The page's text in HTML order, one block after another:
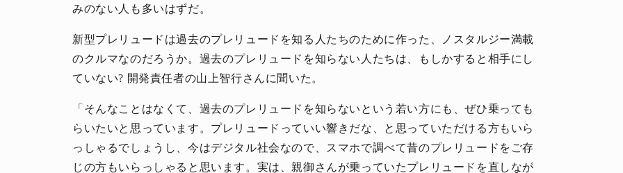
みのない人も多いはずだ。
新型プレリュードは過去のプレリュードを知る人たちのために作った、ノスタルジー満載
のクルマなのだろうか。過去のプレリュードを知らない人たちは、もしかすると相手にし
ていない? 開発責任者の山上智行さんに聞いた。
「そんなことはなくて、過去のプレリュードを知らないという若い方にも、ぜひ乗っても
らいたいと思っています。プレリュードっていい響きだな、と思っていただける方もいら
っしゃるでしょうし、今はデジタル社会なので、スマホで調べて昔のプレリュードをご存
じの方もいらっしゃると思います。実は、親御さんが乗っていたプレリュードを直しなが